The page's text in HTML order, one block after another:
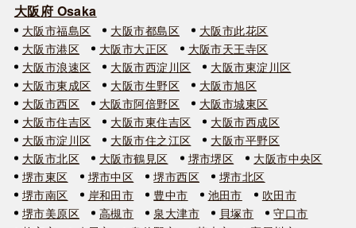
大阪府 Osaka
大阪市福島区 大阪市都島区
大阪市此花区
大阪市港区
大阪市大正区
大阪市天王寺区
大阪市浪速区
大阪市西淀川区
大阪市東淀川区
大阪市東成区
大阪市生野区
大阪市旭区
大阪市西区
大阪市阿倍野区
大阪市城東区
大阪市住吉区
大阪市東住吉区
大阪市西成区
大阪市淀川区
大阪市住之江区
大阪市平野区
大阪市北区
大阪市鶴見区 堺市堺区
大阪市中央区
堺市東区
堺市中区 堺市西区
堺市北区
堺市南区
岸和田市 豊中市 池田市
吹田市
堺市美原区
高槻市 泉大津市 貝塚市
守口市